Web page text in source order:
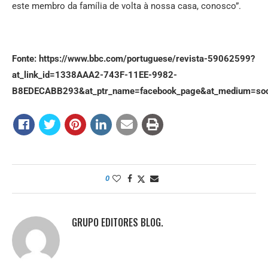
este membro da família de volta à nossa casa, conosco”.
Fonte: https://www.bbc.com/portuguese/revista-59062599?
at_link_id=1338AAA2-743F-11EE-9982-
0
GRUPO EDITORES BLOG.